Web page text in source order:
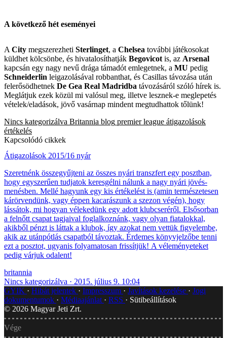
A következő hét eseményei
A City megszerezheti Sterlinget, a Chelsea további játékosokat
küldhet kölcsönbe, és hivatalosíthatják Begovicot is, az Arsenal
kapcsán egy nagy nevű drága támadót emlegetnek, a MU pedig
Schneiderlin leigazolásával robbanthat, és Casillas távozása után
felerősödhetnek De Gea Real Madridba távozásáról szóló hírek is.
Meglátjuk ezek közül mi valósul meg, illetve lesznek-e meglepetés
vételek/eladások, jövő vasárnap mindent megtudhattok tőlünk!
Nincs kategorizálva Britannia blog premier league átigazolások
értékelés
Kapcsolódó cikkek
Átigazolások 2015/16 nyár
Szeretnénk összegyűjteni az összes nyári transzfert egy posztban,
hogy egyszerűen tudjatok keresgélni nálunk a nagy nyári jövés-
menésben. Mellé hagyunk egy kis értékelést is (amin természetesen
kárörvendünk, vagy éppen kacarászunk a szezon végén), hogy
lássátok, mi hogyan vélekedünk egy adott klubcseréről. Elsősorban
a felnőtt csapat tagjaival foglalkoznánk, vagy olyan fiatalokkal,
akikből pénzt is láttak a klubok, így azokat nem vettük figyelembe,
akik az utánpótlás csapatból távoztak. Érdemes könyvjelzőbe tenni
ezt a posztot, ugyanis folyamatosan frissítjük! A véleményeteket
pedig várjuk odalent!
britannia
Nincs kategorizálva
2015. július 9. 10:04
GYIK
Hibát jelentek Impresszum Javítások kezelése
Jogi
dokumentumok
Médiaajánlat RSS
Sütibeállítások
© 2026 Magyar Jeti Zrt.
Vége